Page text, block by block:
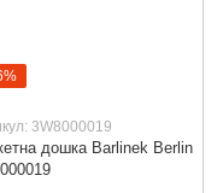
3W8000019
дошка Barlinek Berlin